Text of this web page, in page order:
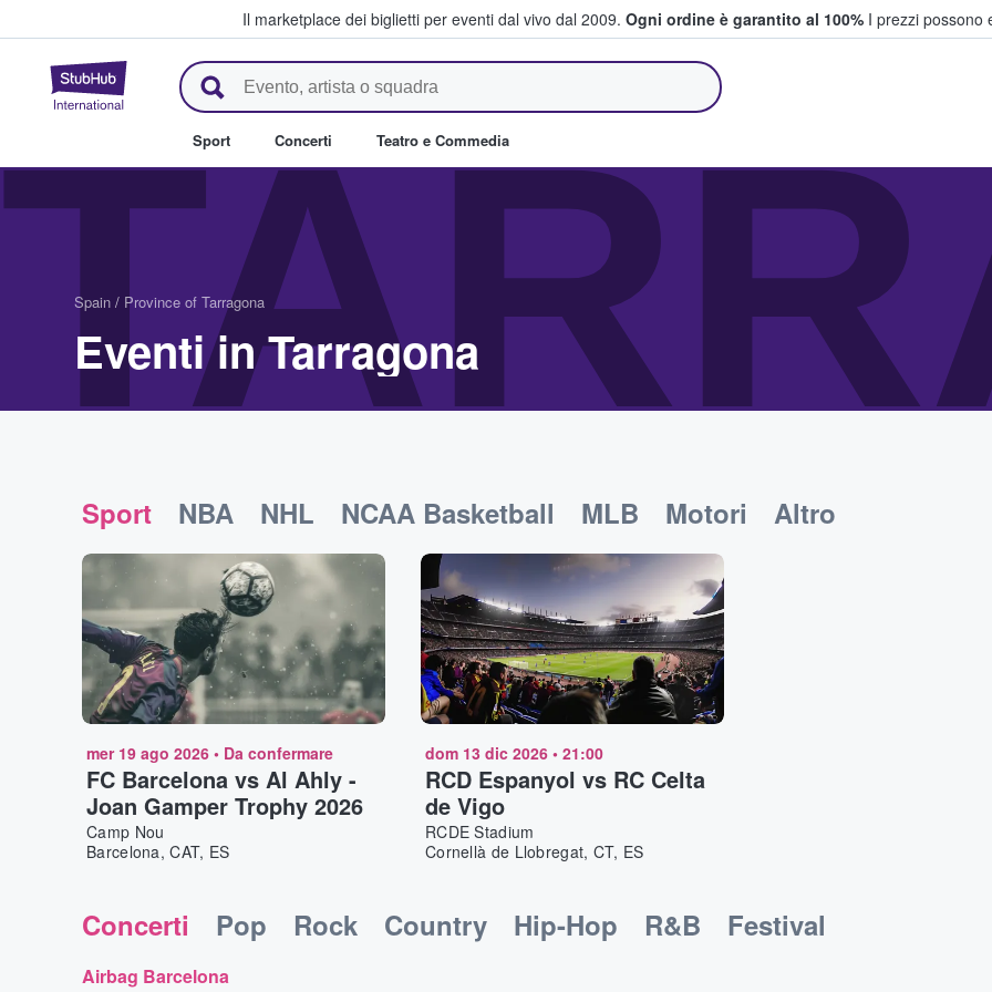
Il marketplace dei biglietti per eventi dal vivo dal 2009. Ogni ordine è garantito al 100% I prezzi possono
StubHub - Dove i fan comprano e vendono biglietti
Sport Concerti Teatro e Commedia
Spain / Province of Tarragona
Eventi in Tarragona
Sport NBA NHL NCAA Basketball MLB Motori Altro
mer 19 ago 2026 • Da confermare
FC Barcelona vs Al Ahly -
Joan Gamper Trophy 2026
Camp Nou
Barcelona, CAT, ES
dom 13 dic 2026• 21:00
RCD Espanyol vs RC Celta
de Vigo
RCDE Stadium
Cornellà de Llobregat, CT, ES
Concerti Pop Rock Country Hip-Hop R&B Festival
Airbag Barcelona